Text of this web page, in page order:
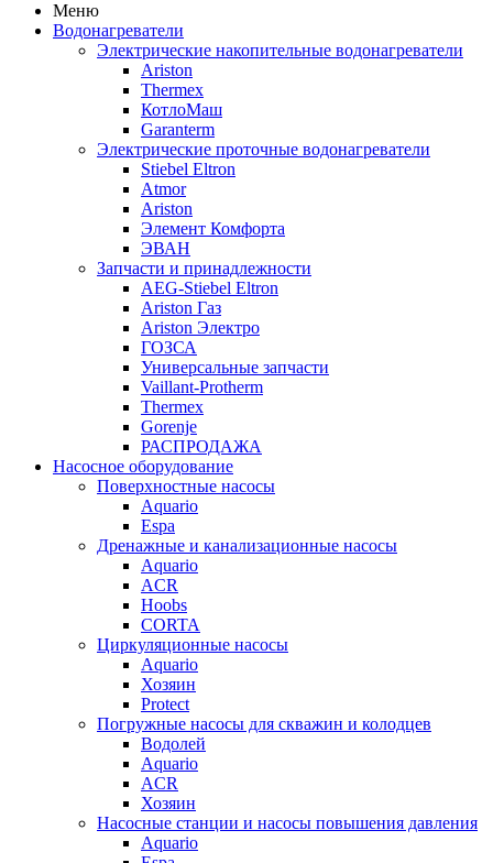
Меню
Водонагреватели
Электрические накопительные водонагреватели
Ariston
Thermex
КотлоМаш
Garanterm
Электрические проточные водонагреватели
Stiebel Eltron
Atmor
Ariston
Элемент Комфорта
ЭВАН
Запчасти и принадлежности
AEG-Stiebel Eltron
Ariston Газ
Ariston Электро
ГОЗСА
Универсальные запчасти
Vaillant-Protherm
Thermex
Gorenje
РАСПРОДАЖА
Насосное оборудование
Поверхностные насосы
Aquario
Espa
Дренажные и канализационные насосы
Aquario
ACR
Hoobs
CORTA
Циркуляционные насосы
Aquario
Хозяин
Protect
Погружные насосы для скважин и колодцев
Водолей
Aquario
ACR
Хозяин
Насосные станции и насосы повышения давления
Aquario